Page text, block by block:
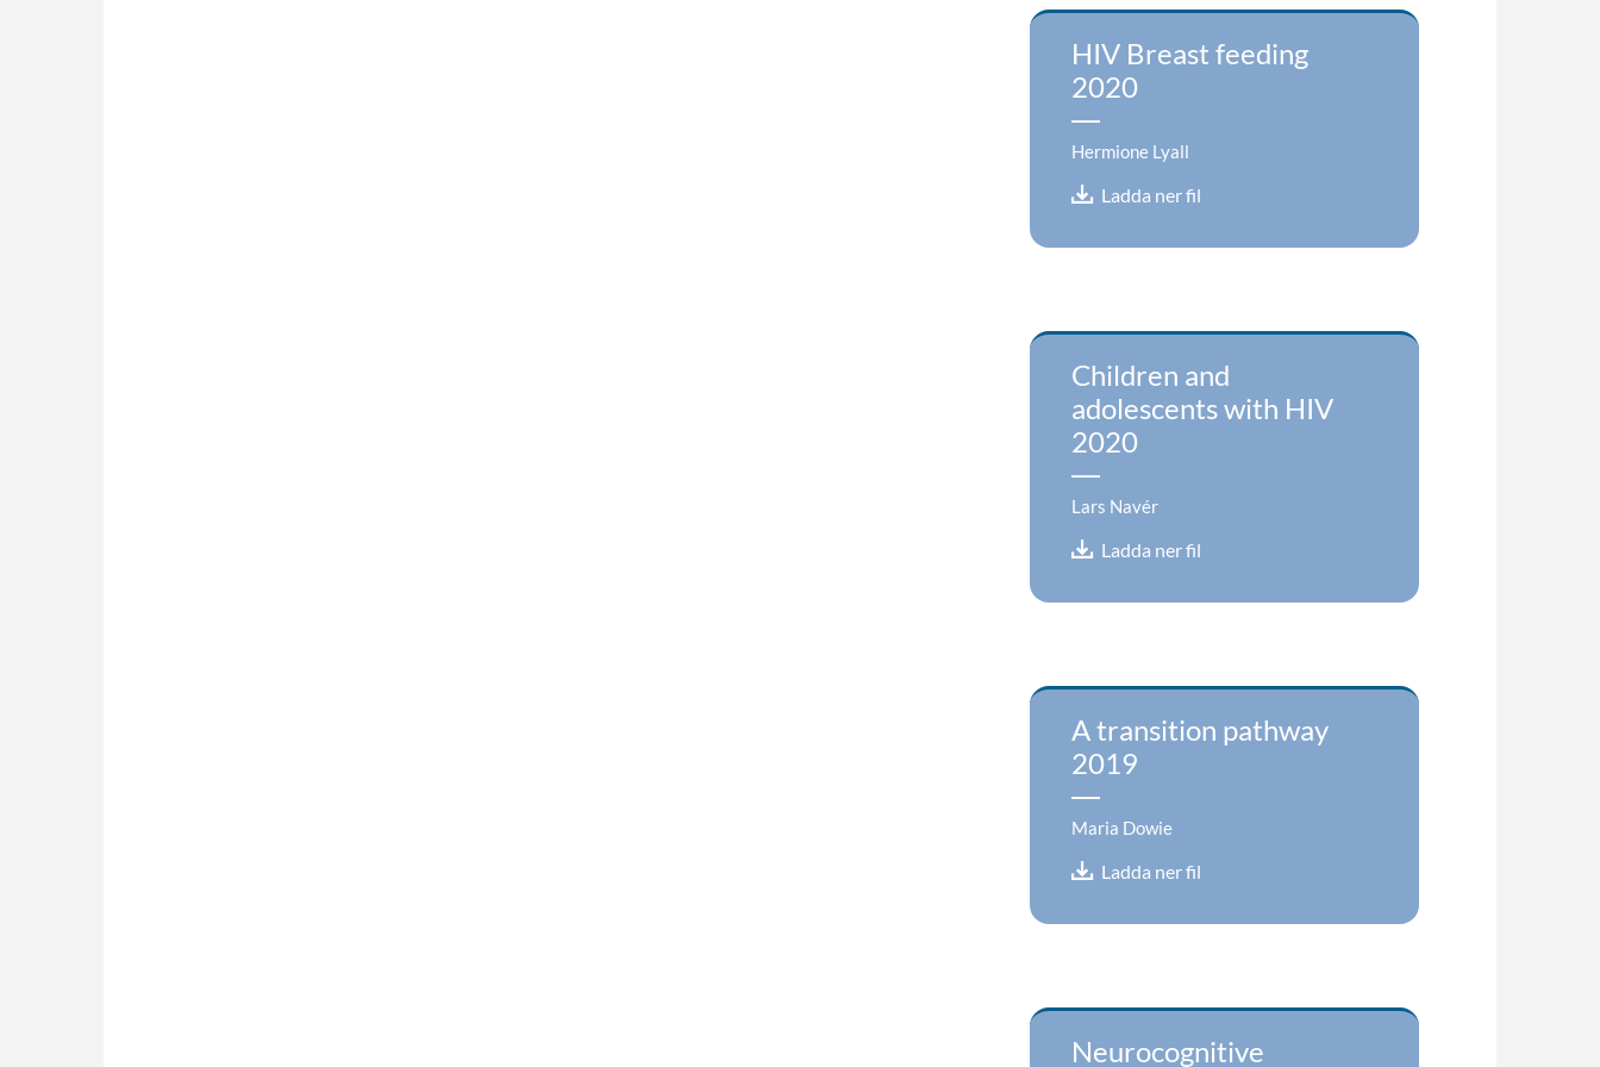
HIV Breast feeding
2020
Hermione Lyall
Ladda ner fil
Children and
adolescents with HIV
2020
Lars Navér
Ladda ner fil
A transition pathway
2019
Maria Dowie
Ladda ner fil
Neurocognitive